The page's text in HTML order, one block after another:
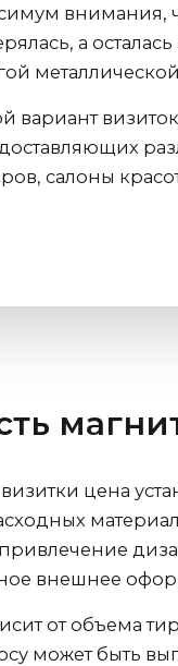
внимания,
а
вариант
салоны
цена
внешнее
от объема
может быть